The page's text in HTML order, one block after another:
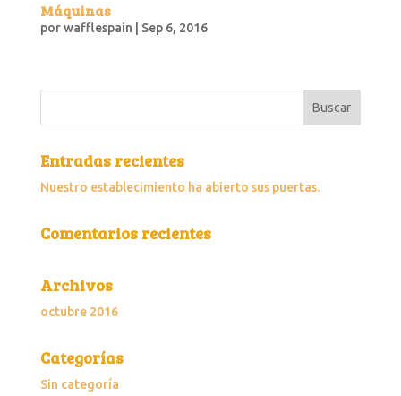
Máquinas
porwafflespain Sep 6, 2016
Entradas recientes
Nuestro establecimiento ha abierto sus puertas.
Comentarios recientes
Archivos
octubre 2016
Categorías
Sin categoría